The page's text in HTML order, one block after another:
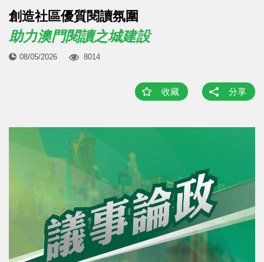
創造社區優質閱讀氛圍
助力澳門閱讀之城建設
08/05/2026 8014
收藏 分享